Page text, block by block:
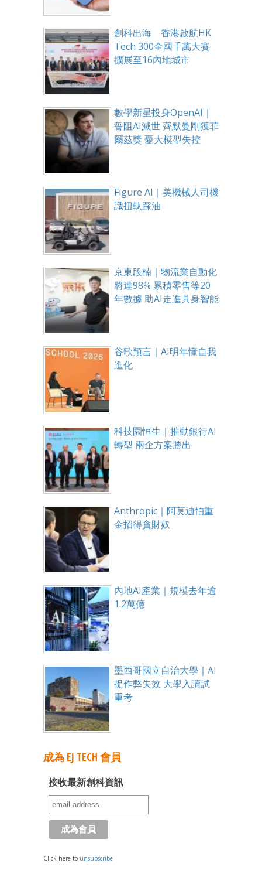
創科出海 香港啟航HK
Tech 300全國千萬大賽
擴展至16內地城市
數學新星投身OpenAI｜
誓阻AI滅世 齊默曼剛獲菲
爾茲獎 憂大模型失控
Figure AI｜美機械人司機
識扭軚踩油
京東段楠｜物流業自動化
將達98% 累積零售等20
年數據 助AI走進具身智能
谷歌預言｜AI明年懂自我
進化
科技園恒生｜推動銀行AI
轉型 兩企方案勝出
Anthropic｜阿莫迪怕重
金招得貪財奴
內地AI產業｜規模去年逾
1.2萬億
墨西哥國立自治大學｜AI
捉作弊失效 大學入讀試
重考
成為 EJ TECH 會員
接收最新創科資訊
Click here to unsubscribe